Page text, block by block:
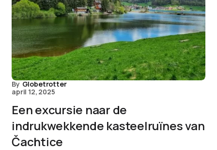
By Globetrotter
april 12, 2025
Een excursie naar de
indrukwekkende kasteelruïnes van
Čachtice